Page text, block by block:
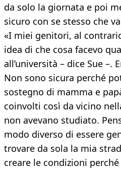
da solo la giornata e poi
sicuro con se stesso che
«I miei genitori, al
idea di che cosa facevo
all’università – dice Sue –.
Non sono sicura perché
sostegno di mamma e
coinvolti così da vicino
non avevano studiato.
modo diverso di essere
trovare da sola la mia
creare le condizioni